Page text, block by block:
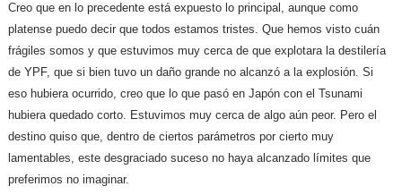
Creo que en lo precedente está expuesto lo principal, aunque como
platense puedo decir que todos estamos tristes. Que hemos visto cuán
frágiles somos y que estuvimos muy cerca de que explotara la destilería
de YPF, que si bien tuvo un daño grande no alcanzó a la explosión. Si
eso hubiera ocurrido, creo que lo que pasó en Japón con el Tsunami
hubiera quedado corto. Estuvimos muy cerca de algo aún peor. Pero el
destino quiso que, dentro de ciertos parámetros por cierto muy
lamentables, este desgraciado suceso no haya alcanzado límites que
preferimos no imaginar.